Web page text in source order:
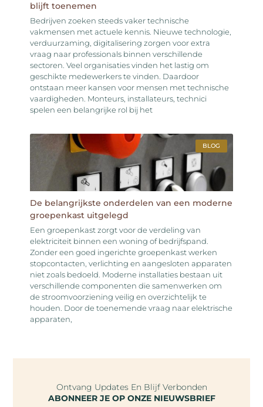
blijft toenemen
Bedrijven zoeken steeds vaker technische
vakmensen met actuele kennis. Nieuwe technologie,
verduurzaming, digitalisering zorgen voor extra
vraag naar professionals binnen verschillende
sectoren. Veel organisaties vinden het lastig om
geschikte medewerkers te vinden. Daardoor
ontstaan meer kansen voor mensen met technische
vaardigheden. Monteurs, installateurs, technici
spelen een belangrijke rol bij het
BLOG
De belangrijkste onderdelen van een moderne
groepenkast uitgelegd
Een groepenkast zorgt voor de verdeling van
elektriciteit binnen een woning of bedrijfspand.
Zonder een goed ingerichte groepenkast werken
stopcontacten, verlichting en aangesloten apparaten
niet zoals bedoeld. Moderne installaties bestaan uit
verschillende componenten die samenwerken om
de stroomvoorziening veilig en overzichtelijk te
houden. Door de toenemende vraag naar elektrische
apparaten,
Ontvang Updates En Blijf Verbonden
ABONNEER JE OP ONZE NIEUWSBRIEF